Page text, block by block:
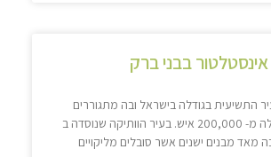
אינסטלטור בבני ברק
התשיעית בגודלה בישראל ובה מתגוררים
בצפיפות למעלה מ- 200,000 איש. בעיר הוותיקה שנוסדה ב